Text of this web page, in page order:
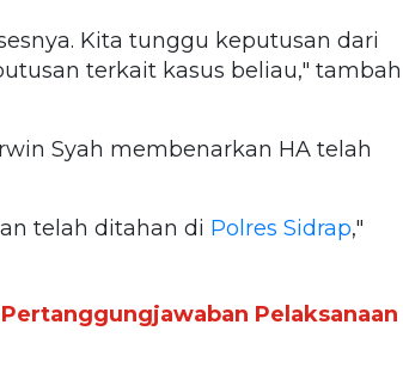
Kita tunggu keputusan dari
terkait kasus beliau," tambah
Syah membenarkan HA telah
telah ditahan di Polres Sidrap,"
Pelaksanaan